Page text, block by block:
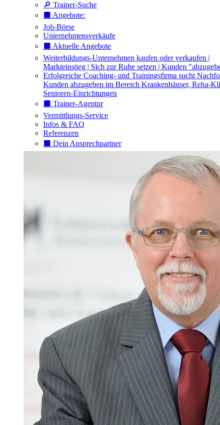
🔎 Trainer-Suche
⬛️ Angebote:
Job-Börse
Unternehmensverkäufe
⬛️ Aktuelle Angebote
Weiterbildungs-Unternehmen kaufen oder verkaufen |
Markteinstieg | Sich zur Ruhe setzen | Kunden
Erfolgreiche Coaching- und Trainingsfirma sucht
Kunden abzugeben im Bereich Krankenhäuser, Reha-
Senioren-Einrichtungen
⬛️ Trainer-Agentur
Vermittlungs-Service
Infos & FAQ
Referenzen
⬛️ Dein Ansprechpartner